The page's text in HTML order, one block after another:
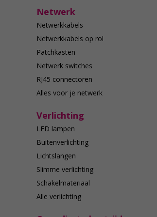
Netwerk
Netwerkkabels
Netwerkkabels op rol
Patchkasten
Netwerk switches
RJ45 connectoren
Alles voor je netwerk
Verlichting
LED lampen
Buitenverlichting
Lichtslangen
Slimme verlichting
Schakelmateriaal
Alle verlichting